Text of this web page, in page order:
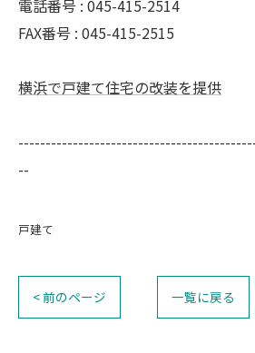
電話番号 : 045-415-2514
FAX番号 : 045-415-2515
横浜で戸建て住宅の改装を提供
--
戸建て
< 前のページ 一覧に戻る